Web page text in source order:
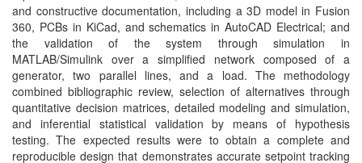
and constructive documentation, including a 3D model in Fusion
360, PCBs in KiCad, and schematics in AutoCAD Electrical; and
the validation of the system through simulation in
MATLAB/Simulink over a simplified network composed of a
generator, two parallel lines, and a load. The methodology
combined bibliographic review, selection of alternatives through
quantitative decision matrices, detailed modeling and simulation,
and inferential statistical validation by means of hypothesis
testing. The expected results were to obtain a complete and
reproducible design that demonstrates accurate setpoint tracking